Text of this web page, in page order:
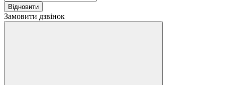
Відновити
Замовити дзвінок